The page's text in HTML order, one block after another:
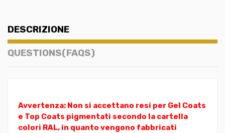
DESCRIZIONE
QUESTIONS(FAQS)
Avvertenza: Non si accettano resi per Gel Coats
e Top Coats pigmentati secondo la cartella
colori RAL, in quanto vengono fabbricati